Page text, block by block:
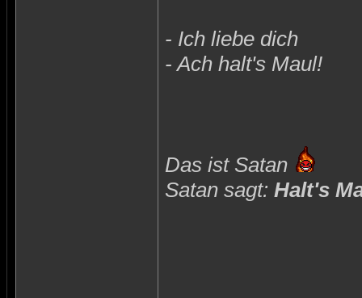
- Ich liebe dich
- Ach halt's Maul!
Das ist Satan
Satan sagt: Halt's